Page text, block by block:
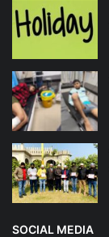
SOCIAL MEDIA